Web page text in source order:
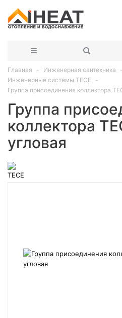
Главная
Инженерная сантехника
Инженерные системы TECE
Группа присоединения коллектора
Группа
коллектора
угловая